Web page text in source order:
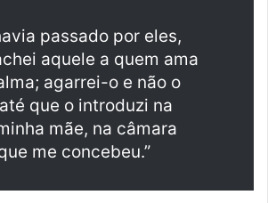
passado por eles,
aquele a quem ama
agarrei-o e não o
que o introduzi na
mãe, na câmara
me concebeu.”